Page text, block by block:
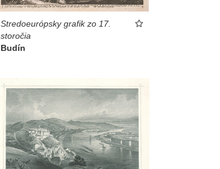
Stredoeurópsky grafik zo 17.
storočia
Budín